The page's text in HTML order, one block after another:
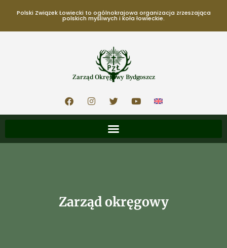
Polski Związek Łowiecki to ogólnokrajowa organizacja zrzeszająca
polskich myśliwych i koła łowieckie.
Zarząd Okręgowy Bydgoszcz
Zarząd okręgowy